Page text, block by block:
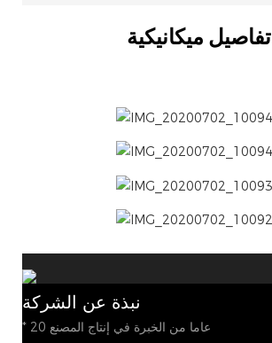
تفاصيل ميكانيكية
نبذة عن الشركة
* 20 عاما من الخبرة في إنتاج المصنع